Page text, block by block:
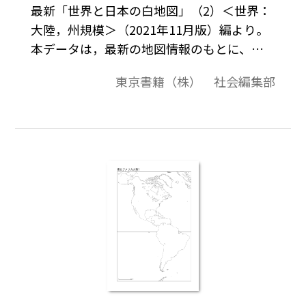
最新「世界と日本の白地図」（2）＜世界：
大陸，州規模＞（2021年11月版）編より。
本データは，最新の地図情報のもとに、高
ト作成やワークシート作成などで，自由に
東京書籍（株） 社会編集部